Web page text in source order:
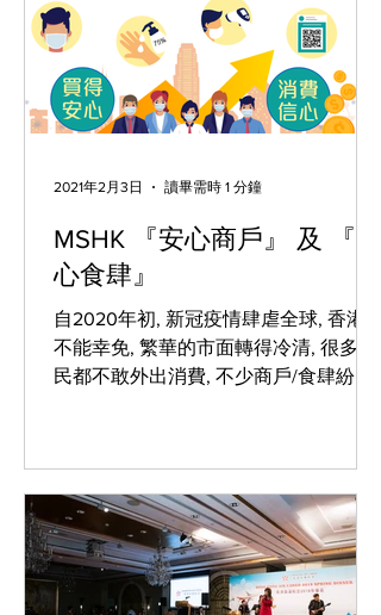
MSHK 『安心商戶』 及 『安
心食肆』
自2020年初, 新冠疫情肆虐全球, 香港亦
不能幸免, 繁華的市面轉得冷清, 很多市
民都不敢外出消費, 不少商戶/食肆紛紛
2021年2月3日 讀畢需時 1 分鐘